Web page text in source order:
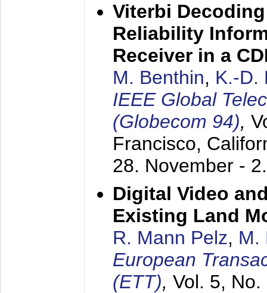
Viterbi
Reliability
Receiver in a
M. Benthin, K.-D.
IEEE Global
(Globecom 94),
Francisco,
28. November -
Digital Video
Existing Land
R. Mann Pelz, M.
European
(ETT), Vol. 5,